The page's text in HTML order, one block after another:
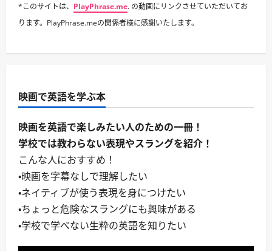
*このサイトは、 PlayPhrase.me. の動画にリンクさせていただいてお
ります。PlayPhrase.meの関係者様に感謝いたします。
映画で英語を学ぶ本
映画を英語で楽しみたい人のための一冊！
学校では教わらない表現やスラングを紹介！
こんな人におすすめ！
・映画を字幕なしで理解したい
・ネイティブが使う表現を身につけたい
・ちょっと危険なスラングにも興味がある
・学校で学べない生粋の英語を知りたい